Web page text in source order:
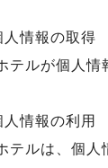
人情報の取得
テルが個人情
人情報の利用
テルは、個人